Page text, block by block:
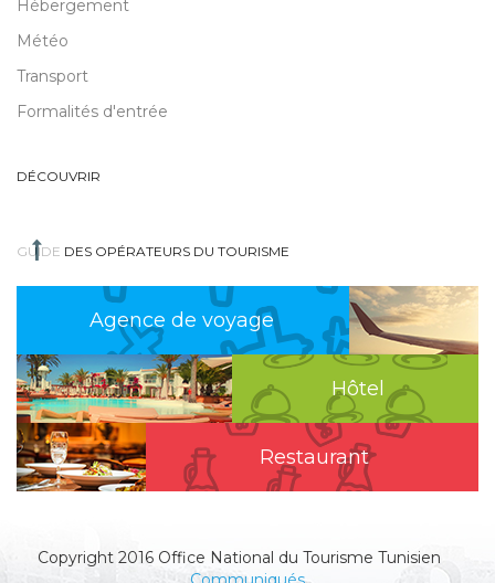
Hébergement
Météo
Transport
Formalités d'entrée
DÉCOUVRIR
GUIDE DES OPÉRATEURS DU TOURISME
Agence de voyage
Hôtel
Restaurant
Copyright 2016 Office National du Tourisme Tunisien